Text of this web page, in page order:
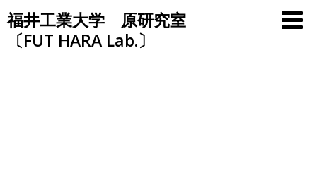
Skip
to
content
福井工業大学 原研究室
〔FUT HARA Lab.〕